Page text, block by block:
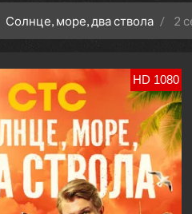
Солнце, море, два ствола 2
HD 1080